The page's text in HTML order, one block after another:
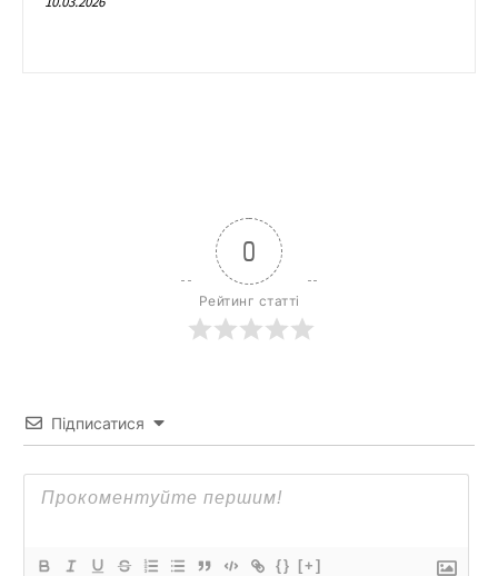
0
Рейтинг статті
Підписатися
{} [+]